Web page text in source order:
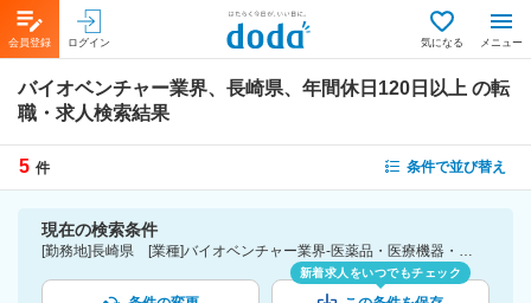
会員登録 ログイン 気になる メニュー
バイオベンチャー業界、長崎県、年間休日120日以上 の転
職・求人検索結果
5 件 条件で並び替え
現在の検索条件
[勤務地]長崎県 [業種]バイオベンチャー業界-医薬品・医療機器・ライフサイエンス・医療系サービス [こだわり条件ピックアップ]年間休日120日以上 [詳細条件](休日・働き方)年間休日120日以上
新着求人をいつでもチェック